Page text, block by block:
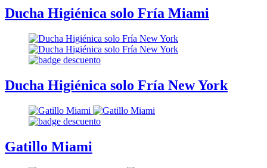
Ducha Higiénica solo Fría Miami
Ducha Higiénica solo Fría New York
Gatillo Miami